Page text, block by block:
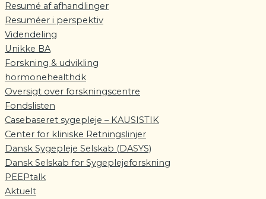
Resumé af afhandlinger
Resuméer i perspektiv
Videndeling
Unikke BA
Forskning & udvikling
hormonehealthdk
Oversigt over forskningscentre
Fondslisten
Casebaseret sygepleje – KAUSISTIK
Center for kliniske Retningslinjer
Dansk Sygepleje Selskab (DASYS)
Dansk Selskab for Sygeplejeforskning
PEEPtalk
Aktuelt